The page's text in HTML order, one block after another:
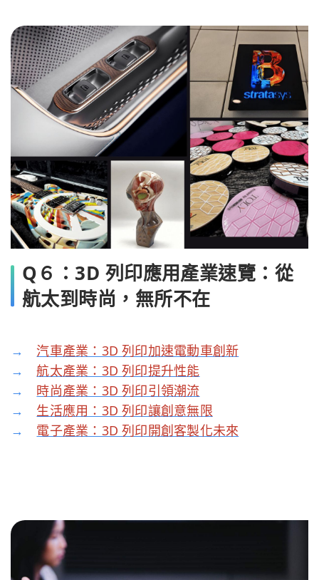
Q６：3D 列印應用產業速覽：從
航太到時尚，無所不在
→
汽車產業：3D 列印加速電動車創新
→航太產業：3D 列印提升性能
→ 時尚產業：3D 列印引領潮流
→ 生活應用：3D 列印讓創意無限
→ 電子產業：3D 列印開創客製化未來